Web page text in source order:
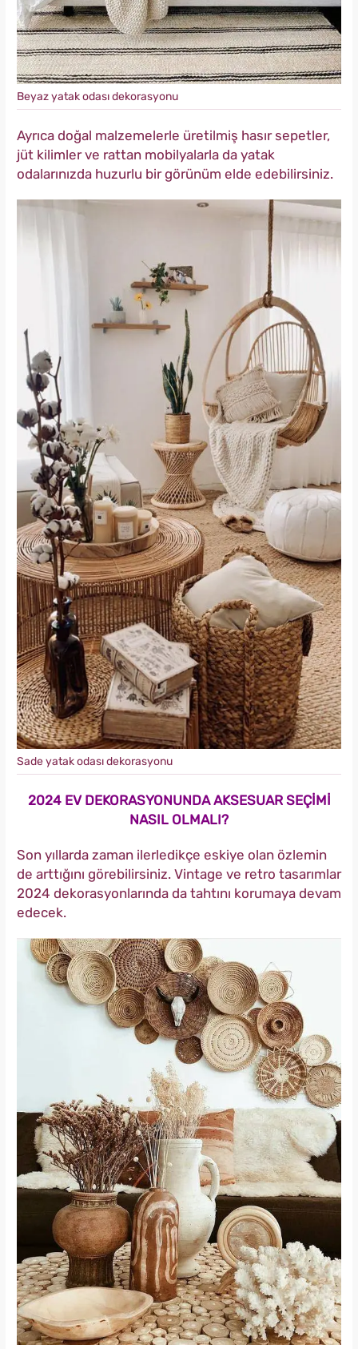
Beyaz yatak odası dekorasyonu
Ayrıca doğal malzemelerle üretilmiş hasır sepetler,
jüt kilimler ve rattan mobilyalarla da yatak
odalarınızda huzurlu bir görünüm elde edebilirsiniz.
Sade yatak odası dekorasyonu
2024 EV DEKORASYONUNDA AKSESUAR SEÇİMİ
NASIL OLMALI?
Son yıllarda zaman ilerledikçe eskiye olan özlemin
de arttığını görebilirsiniz. Vintage ve retro tasarımlar
2024 dekorasyonlarında da tahtını korumaya devam
edecek.